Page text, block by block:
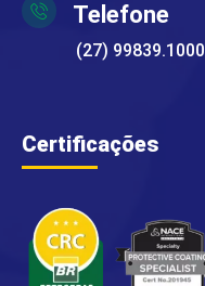
Telefone
(27) 99839.1000
Certificações